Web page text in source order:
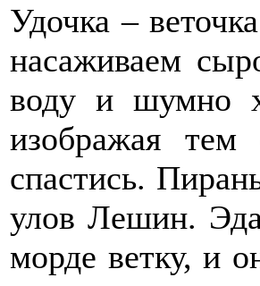
Удочка –
насаживаем
воду и шумно
изображая
спастись.
улов Лешин.
морде ветку, и